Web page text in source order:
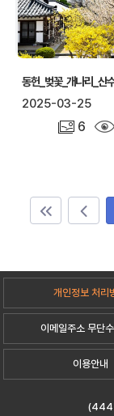
동헌_벚꽃_개나리_산
2025-03-25
사진 개수 6 조회수
개인정보 처리
이메일주소 무단
이용안내